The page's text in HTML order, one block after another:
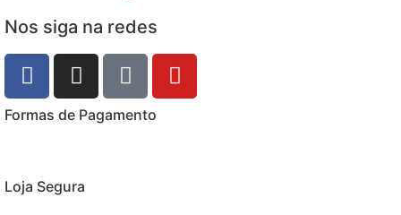
Nos siga na redes
Formas de Pagamento
Loja Segura